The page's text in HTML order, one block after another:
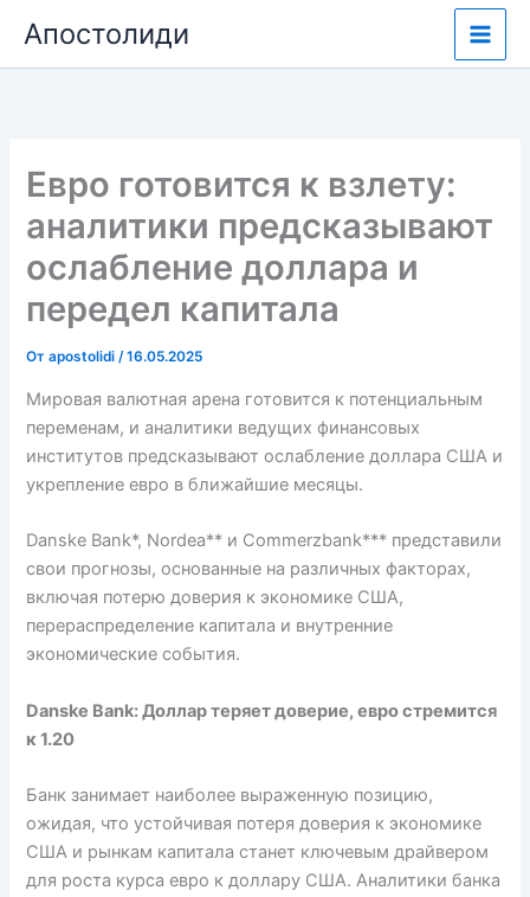
содержимому
Апостолиди
Евро готовится к взлету:
аналитики предсказывают
ослабление доллара и
передел капитала
Отapostolidi/16.05.2025
Мировая валютная арена готовится к потенциальным
переменам, и аналитики ведущих финансовых
институтов предсказывают ослабление доллара США и
укрепление евро в ближайшие месяцы.
Danske Bank*, Nordea** и Commerzbank*** представили
свои прогнозы, основанные на различных факторах,
включая потерю доверия к экономике США,
перераспределение капитала и внутренние
экономические события.
Danske Bank: Доллар теряет доверие, евро стремится
к 1.20
Банк занимает наиболее выраженную позицию,
ожидая, что устойчивая потеря доверия к экономике
США и рынкам капитала станет ключевым драйвером
для роста курса евро к доллару США. Аналитики банка